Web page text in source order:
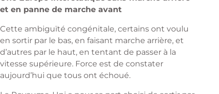
et en panne de marche avant
Cette ambiguïté congénitale, certains ont voulu
en sortir par le bas, en faisant marche arrière, et
d’autres par le haut, en tentant de passer à la
vitesse supérieure. Force est de constater
aujourd’hui que tous ont échoué.